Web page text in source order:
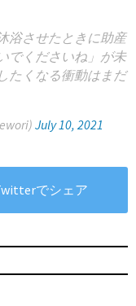
浴させたときに助産
でくださいね」が未
たくなる衝動はまだ
July 10, 2021
でシェア